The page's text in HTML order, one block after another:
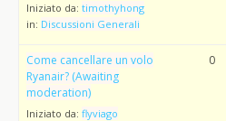
Iniziato da: timothyhong
in: Discussioni Generali
Come cancellare un volo
Ryanair? (Awaiting
moderation)
Iniziato da: flyviago
0